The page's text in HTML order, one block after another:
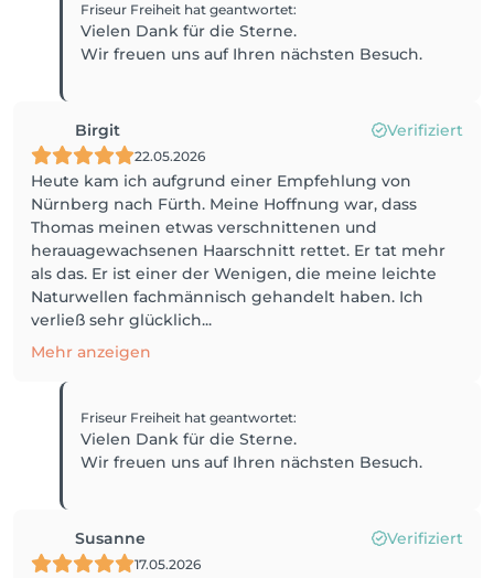
Friseur Freiheit hat geantwortet:
Vielen Dank für die Sterne.
Wir freuen uns auf Ihren nächsten Besuch.
Birgit Verifiziert
22.05.2026
Heute kam ich aufgrund einer Empfehlung von
Nürnberg nach Fürth. Meine Hoffnung war, dass
Thomas meinen etwas verschnittenen und
herauagewachsenen Haarschnitt rettet. Er tat mehr
als das. Er ist einer der Wenigen, die meine leichte
Naturwellen fachmännisch gehandelt haben. Ich
verließ sehr glücklich...
Mehr anzeigen
Friseur Freiheit hat geantwortet:
Vielen Dank für die Sterne.
Wir freuen uns auf Ihren nächsten Besuch.
Susanne Verifiziert
17.05.2026